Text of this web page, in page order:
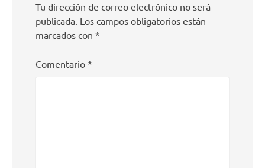
Tu dirección de correo electrónico no será
publicada. Los campos obligatorios están
marcados con *
Comentario *